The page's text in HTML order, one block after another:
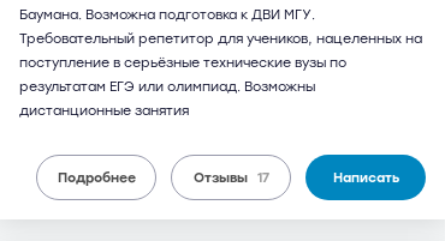
Баумана. Возможна подготовка к ДВИ МГУ.
Требовательный репетитор для учеников, нацеленных на
поступление в серьёзные технические вузы по
результатам ЕГЭ или олимпиад. Возможны
дистанционные занятия
Подробнее Отзывы 17 Написать